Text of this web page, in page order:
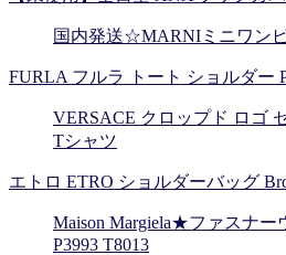
国内発送☆MARNIミニワン
FURLA フルラ トート ショルダー
VERSACE クロップド ロゴ
Tシャツ
エトロ ETRO ショルダーバッグ
Maison Margiela★ファスナー
P3993 T8013